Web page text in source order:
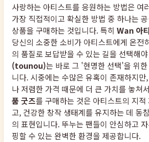
사랑하는 아티스트를 응원하는 방법은 여
가장 직접적이고 확실한 방법 중 하나는
상품을 구매하는 것입니다. 특히 Wan 아
당신의 소중한 소비가 아티스트에게 온전
의 품질로 보답받을 수 있는 길을 선택해
(tounou)는 바로 그 '현명한 선택'을 위
니다. 시중에는 수많은 유혹이 존재하지만
나 저렴한 가격 때문에 더 큰 가치를 놓쳐
품 굿즈를 구매하는 것은 아티스트의 지
고, 건강한 창작 생태계를 유지하는 데 동
의 표현입니다. 뚜누는 팬들이 안심하고
핑할 수 있는 완벽한 환경을 제공합니다.